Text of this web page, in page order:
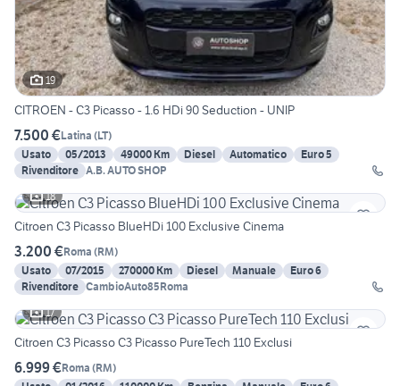
19
CITROEN - C3 Picasso - 1.6 HDi 90 Seduction - UNIP
7.500 €Latina (LT)
Usato
05/2013 49000 Km Diesel Automatico
Euro 5
Rivenditore A.B. AUTO SHOP
18
Citroen C3 Picasso BlueHDi 100 Exclusive Cinema
3.200 €Roma (RM)
Usato
07/2015 270000 Km Diesel Manuale
Euro 6
Rivenditore CambioAuto85Roma
17
Citroen C3 Picasso C3 Picasso PureTech 110 Exclusi
6.999 €Roma (RM)